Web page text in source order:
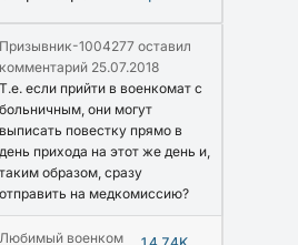
Призывник-1004277 оставил
комментарий 25.07.2018
Т.е. если прийти в военкомат с
больничным, они могут
выписать повестку прямо в
день прихода на этот же день и,
таким образом, сразу
отправить на медкомиссию?
Любимый военком